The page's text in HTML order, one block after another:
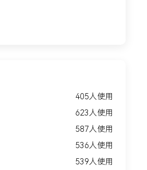
405人使用
623人使用
587人使用
536人使用
539人使用